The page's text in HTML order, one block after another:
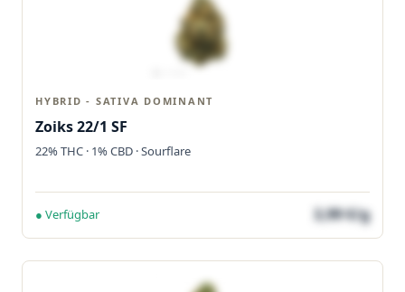
HYBRID - SATIVA DOMINANT
Zoiks 22/1 SF
22% THC · 1% CBD · Sourflare
● Verfügbar 3,99 €/g